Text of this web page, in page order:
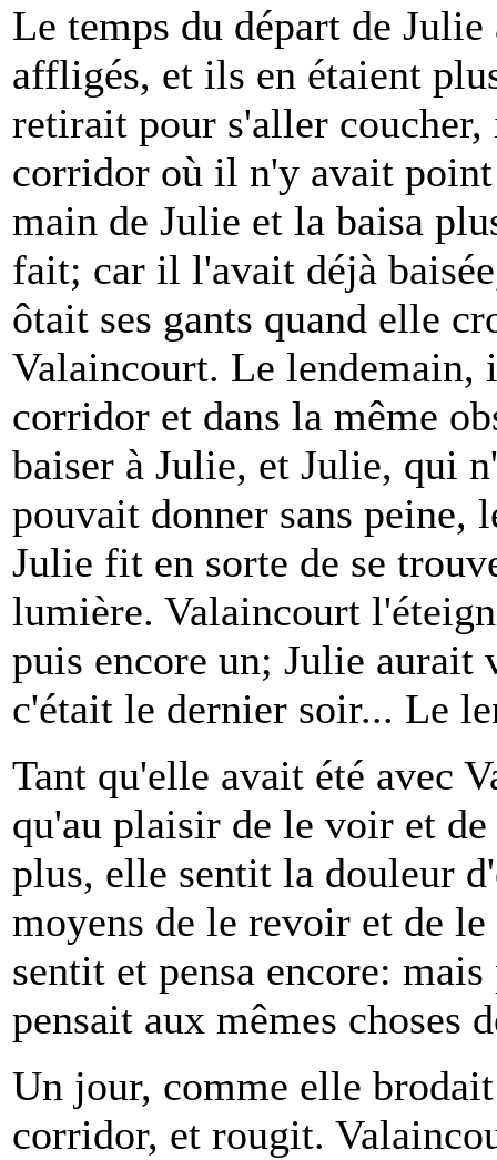
Le temps du départ de
affligés, et ils en étaient
retirait pour s'aller coucher,
corridor où il n'y avait
main de Julie et la baisa
fait; car il l'avait déjà
ôtait ses gants quand elle
Valaincourt. Le lendemain,
corridor et dans la même
baiser à Julie, et Julie, qui
pouvait donner sans peine,
Julie fit en sorte de se
lumière. Valaincourt
puis encore un; Julie aurait
c'était le dernier soir... Le
Tant qu'elle avait été avec
qu'au plaisir de le voir et
plus, elle sentit la douleur
moyens de le revoir et de
sentit et pensa encore:
pensait aux mêmes choses
Un jour, comme elle
corridor, et rougit.